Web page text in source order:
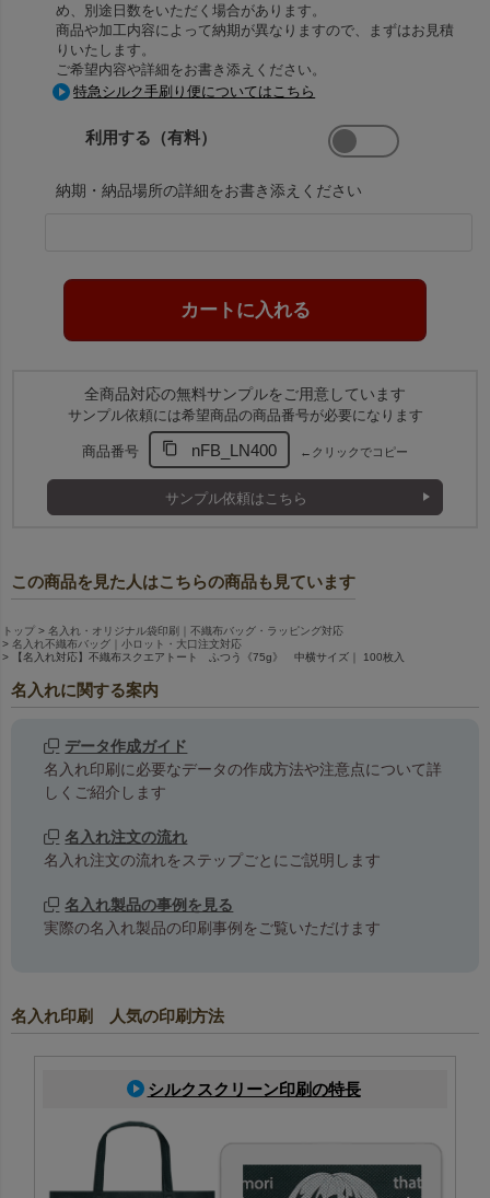
め、別途日数をいただく場合があります。
商品や加工内容によって納期が異なりますので、まずはお見積
りいたします。
ご希望内容や詳細をお書き添えください。
特急シルク手刷り便についてはこちら
利用する（有料）
納期・納品場所の詳細をお書き添えください
全商品対応の無料サンプルをご用意しています
サンプル依頼には希望商品の商品番号が必要になります
商品番号 nFB_LN400 ←クリックでコピー
サンプル依頼はこちら
この商品を見た人はこちらの商品も見ています
トップ
名入れ・オリジナル袋印刷｜不織布バッグ・ラッピング対応
名入れ不織布バッグ｜小ロット・大口注文対応
【名入れ対応】不織布スクエアトート ふつう《75g》 中横サイズ｜ 100枚入
名入れに関する案内
データ作成ガイド
名入れ印刷に必要なデータの作成方法や注意点について詳
しくご紹介します
名入れ注文の流れ
名入れ注文の流れをステップごとにご説明します
名入れ製品の事例を見る
実際の名入れ製品の印刷事例をご覧いただけます
名入れ印刷 人気の印刷方法
シルクスクリーン印刷の特長